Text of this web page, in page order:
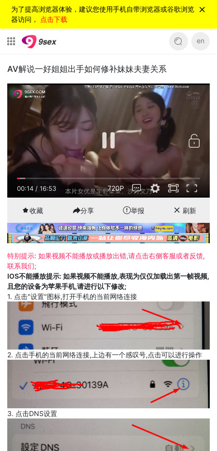
为了提高浏览器体验，建议您使用手机自带浏览器或谷歌浏览
器访问， 点击下载
en
AV解说一好姐姐出手如何修补妹妹夫妻关系
00:15 / 16:53 720P
收藏 分享 举报 刷新
特别提示: 如果视频不能播放或播放出错,请点击右侧客服或者反馈,
联系我们;
IOS不能播放提示: 如果视频不能播放,表现为仅仅加载出第一帧视频,
且您的设备为苹果手机,请进行以下修改;
1. 点击"设置"图标,打开手机的当前网络连接
2. 点击手机的当前网络连接,上边有一个感叹号,点击可以进行操作
3. 点击DNS设置